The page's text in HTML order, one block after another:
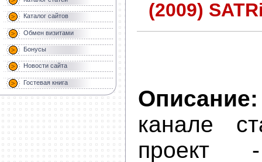
Каталог сайтов
Обмен визитами
Бонусы
Новости сайта
Гостевая книга
(2009)
Описание:
канале
проект